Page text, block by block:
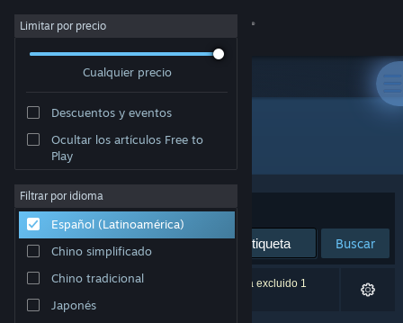
Iniciar sesión
Acerca de
Soporte
Cambiar idioma
Obtener la aplicación de Steam Mobile
Limitar por precio
Cualquier precio
Descuentos y eventos
Ocultar los artículos Free to
Play
Filtrar por idioma
Español (Latinoamérica)
Chino simplificado
Chino tradicional
Japonés
Desarrollador: Teelur Games
Ordenar por Relevancia
Buscar
0 resultado(s) coinciden con la búsqueda. Se ha excluido 1
título según tus preferencias.